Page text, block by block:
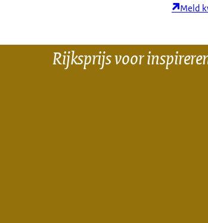
Meld
Rijksprijs voor